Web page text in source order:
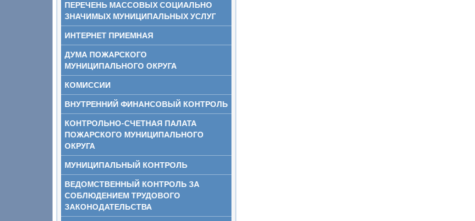
ПЕРЕЧЕНЬ МАССОВЫХ СОЦИАЛЬНО
ЗНАЧИМЫХ МУНИЦИПАЛЬНЫХ УСЛУГ
ИНТЕРНЕТ ПРИЕМНАЯ
ДУМА ПОЖАРСКОГО
МУНИЦИПАЛЬНОГО ОКРУГА
КОМИССИИ
ВНУТРЕННИЙ ФИНАНСОВЫЙ КОНТРОЛЬ
КОНТРОЛЬНО-СЧЕТНАЯ ПАЛАТА
ПОЖАРСКОГО МУНИЦИПАЛЬНОГО
ОКРУГА
МУНИЦИПАЛЬНЫЙ КОНТРОЛЬ
ВЕДОМСТВЕННЫЙ КОНТРОЛЬ ЗА
СОБЛЮДЕНИЕМ ТРУДОВОГО
ЗАКОНОДАТЕЛЬСТВА